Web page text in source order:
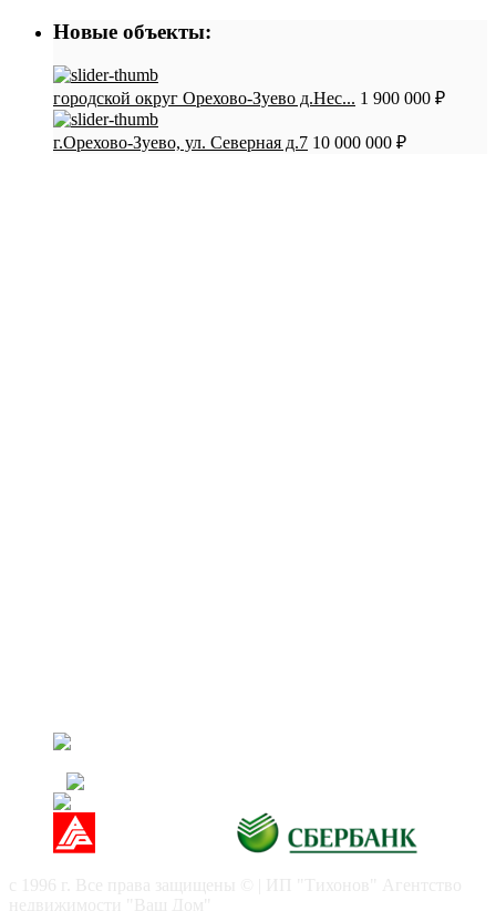
Новые объекты:
городской округ Орехово-Зуево д.Нес... 1 900 000 ₽
г.Орехово-Зуево, ул. Северная д.7 10 000 000 ₽